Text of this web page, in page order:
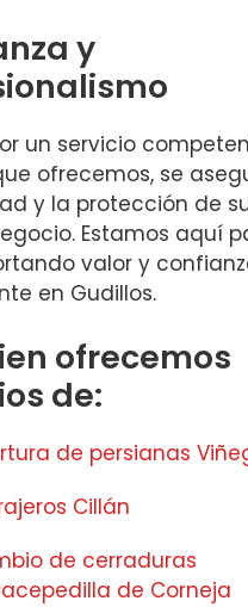
y
un servicio
ofrecemos, se
y la protección de
Estamos aquí
valor y
en Gudillos.
ofrecemos
de:
de persianas
Cillán
de cerraduras
de Corneja